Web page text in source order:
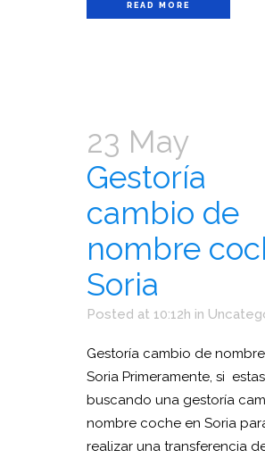
READ MORE
23 May
Gestoría
cambio de
nombre
Soria
Posted at 10:12h in
Gestoría cambio de
Soria Primeramente, si estas
buscando una gestoría
nombre coche en Soria
realizar una transferencia